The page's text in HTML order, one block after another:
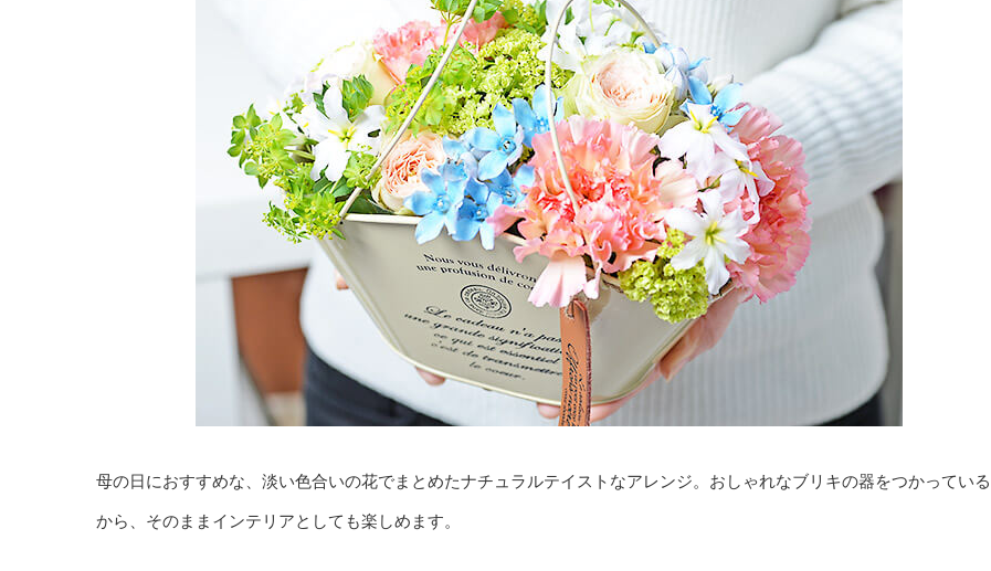
母の日におすすめな、淡い色合いの花でまとめたナチュラルテイストなアレンジ。おしゃれなブリキの器をつかっている
から、そのままインテリアとしても楽しめます。